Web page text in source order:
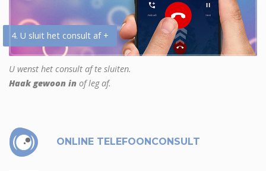
4. U sluit het consult af +
U wenst het consult af te sluiten.
Haak gewoon in of leg af.
ONLINE TELEFOONCONSULT